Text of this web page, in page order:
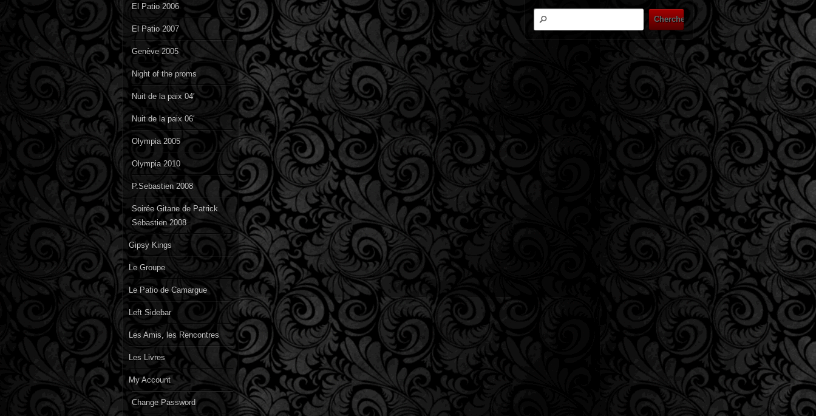
El Patio 2006
El Patio 2007
Genève 2005
Night of the proms
Nuit de la paix 04′
Nuit de la paix 06′
Olympia 2005
Olympia 2010
P.Sebastien 2008
Soirée Gitane de Patrick
Sébastien 2008
Gipsy Kings
Le Groupe
Le Patio de Camargue
Left Sidebar
Les Amis, les Rencontres
Les Livres
My Account
Change Password